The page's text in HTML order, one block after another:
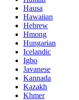
Hausa
Hawaiian
Hebrew
Hmong
Hungarian
Icelandic
Igbo
Javanese
Kannada
Kazakh
Khmer